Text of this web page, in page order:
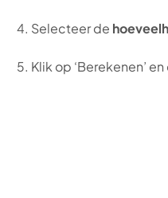
Selecteer de
Klik op ‘Berekenen’